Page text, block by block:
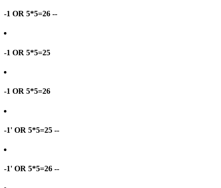
-1 OR 5*5=26 --
-1 OR 5*5=25
-1 OR 5*5=26
-1' OR 5*5=25 --
-1' OR 5*5=26 --